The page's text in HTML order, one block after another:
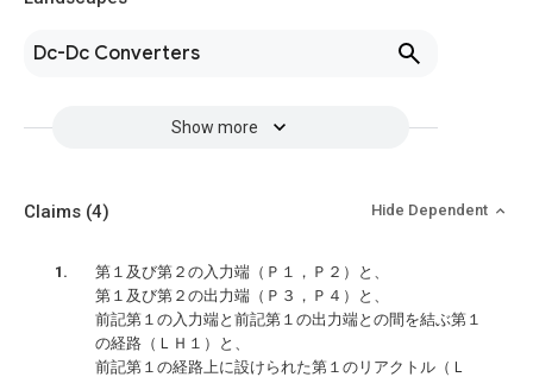
Dc-Dc Converters
Show more
Claims (4) Hide Dependent
第１及び第２の入力端（Ｐ１，Ｐ２）と、
第１及び第２の出力端（Ｐ３，Ｐ４）と、
前記第１の入力端と前記第１の出力端との間を結ぶ第１
の経路（ＬＨ１）と、
前記第１の経路上に設けられた第１のリアクトル（Ｌ